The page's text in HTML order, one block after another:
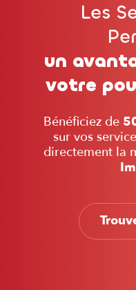
Les
un
votre
Bénéficiez de
sur vos
directement la